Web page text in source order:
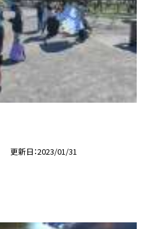
更新日 2023/01/31